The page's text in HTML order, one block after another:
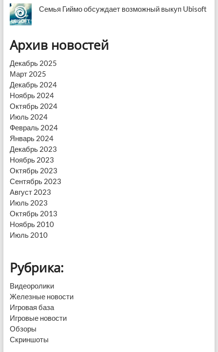
Семья Гиймо обсуждает возможный выкуп Ubisoft
Архив новостей
Декабрь 2025
Март 2025
Декабрь 2024
Ноябрь 2024
Октябрь 2024
Июль 2024
Февраль 2024
Январь 2024
Декабрь 2023
Ноябрь 2023
Октябрь 2023
Сентябрь 2023
Август 2023
Июль 2023
Октябрь 2013
Ноябрь 2010
Июль 2010
Рубрика:
Видеоролики
Железные новости
Игровая база
Игровые новости
Обзоры
Скриншоты